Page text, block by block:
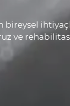
bireysel
ve